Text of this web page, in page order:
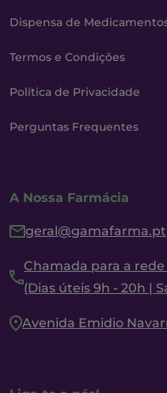
Dispensa de
Termos e Condições
Política de Privacidade
Perguntas Frequentes
A Nossa Farmácia
geral@gamafarma.pt
Chamada para a
(Dias úteis 9h - 20h |
Avenida Emidio